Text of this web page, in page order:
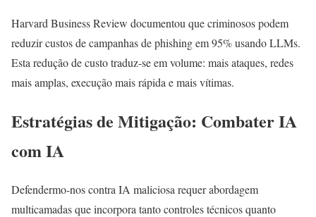
Harvard Business Review documentou que criminosos podem
reduzir custos de campanhas de phishing em 95% usando LLMs.
Esta redução de custo traduz-se em volume: mais ataques, redes
mais amplas, execução mais rápida e mais vítimas.
Estratégias de Mitigação: Combater IA
com IA
Defendermo-nos contra IA maliciosa requer abordagem
multicamadas que incorpora tanto controles técnicos quanto